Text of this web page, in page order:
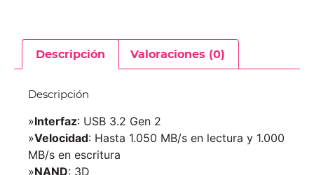
Descripción Valoraciones (0)
Descripción
»Interfaz: USB 3.2 Gen 2
»Velocidad: Hasta 1.050 MB/s en lectura y 1.000
MB/s en escritura
»NAND: 3D